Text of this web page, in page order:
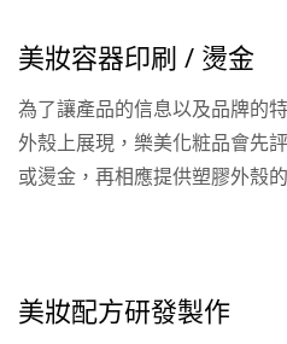
美妝容器印刷 / 燙金
為了讓產品的信息以及品牌的
外殼上展現，樂美化粧品會先
或燙金，再相應提供塑膠外殼
美妝配方研發製作